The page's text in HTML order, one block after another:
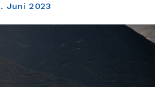
Juni 2023